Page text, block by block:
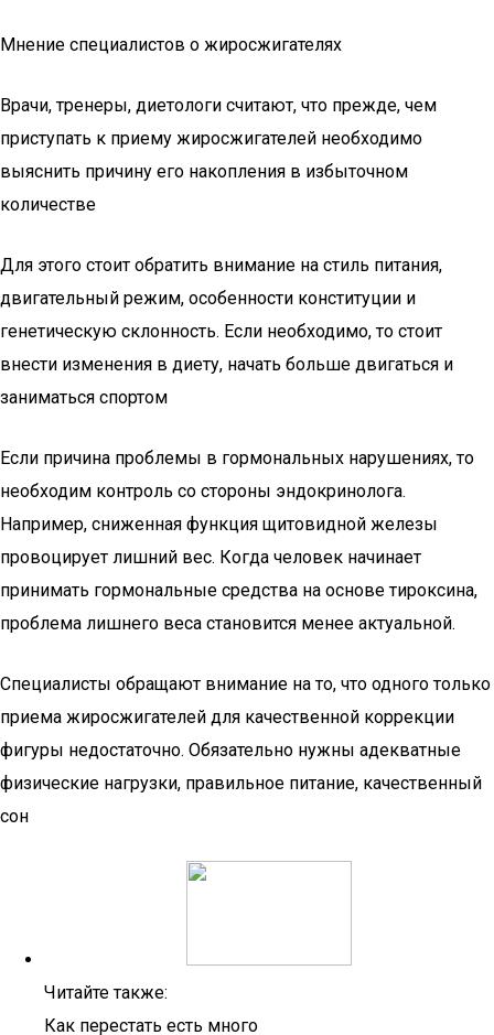
Мнение специалистов о жиросжигателях
Врачи, тренеры, диетологи считают, что прежде, чем
приступать к приему жиросжигателей необходимо
выяснить причину его накопления в избыточном
количестве
Для этого стоит обратить внимание на стиль питания,
двигательный режим, особенности конституции и
генетическую склонность. Если необходимо, то стоит
внести изменения в диету, начать больше двигаться и
заниматься спортом
Если причина проблемы в гормональных нарушениях, то
необходим контроль со стороны эндокринолога.
Например, сниженная функция щитовидной железы
провоцирует лишний вес. Когда человек начинает
принимать гормональные средства на основе тироксина,
проблема лишнего веса становится менее актуальной.
Специалисты обращают внимание на то, что одного только
приема жиросжигателей для качественной коррекции
фигуры недостаточно. Обязательно нужны адекватные
физические нагрузки, правильное питание, качественный
сон
Читайте также:
Как перестать есть много